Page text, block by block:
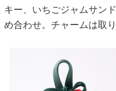
キー、いちごジャムサン
め合わせ。チャームは取